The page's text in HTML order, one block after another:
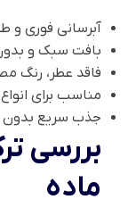
آبرسانی فوری
بافت سبک و
فاقد عطر، رنگ
مناسب برای
جذب سریع
بررسی
ماده